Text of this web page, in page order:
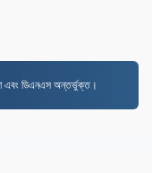
এবং ডিএনএস অন্তর্ভুক্ত।